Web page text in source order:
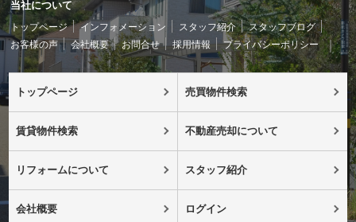
当社について
トップページ インフォメーション スタッフ紹介
スタッフブログ
お客様の声
会社概要 お問合せ 採用情報 プライバシーポリシー
トップページ 売買物件検索
賃貸物件検索 不動産売却について
リフォームについて スタッフ紹介
会社概要 ログイン